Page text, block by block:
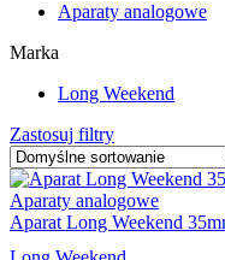
Aparaty analogowe
Marka
Long Weekend
Zastosuj filtry
Aparaty analogowe
Aparat Long Weekend